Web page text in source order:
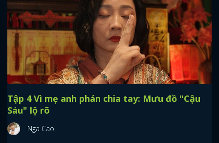
Tập 4 Vì mẹ anh phán chia tay: Mưu đồ "Cậu
Sáu" lộ rõ
Nga Cao